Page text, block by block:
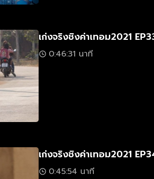
เก่งจริงชิงค่าเทอม2021
0:46:31 นาที
เก่งจริงชิงค่าเทอม2021
0:45:54 นาที